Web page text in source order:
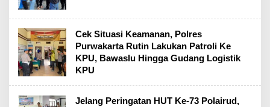
Cek Situasi Keamanan, Polres
Purwakarta Rutin Lakukan Patroli Ke
KPU, Bawaslu Hingga Gudang Logistik
KPU
Jelang Peringatan HUT Ke-73 Polairud,